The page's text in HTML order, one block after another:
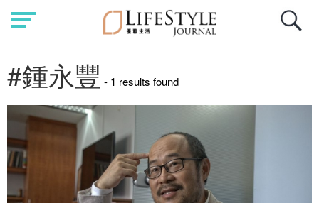
#鍾永豐 - 1 results found